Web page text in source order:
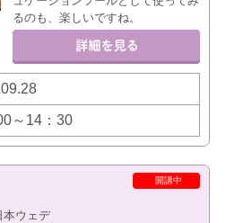
るのも、楽しいですね。
～14：30
開講中
本ウェデ